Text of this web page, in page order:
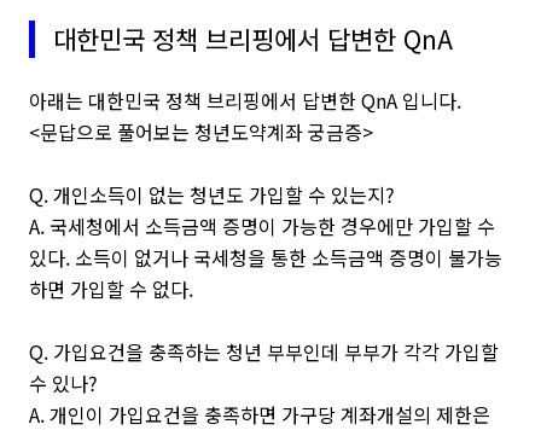
대한민국 정책 브리핑에서 답변한 QnA
아래는 대한민국 정책 브리핑에서 답변한 QnA 입니다.
<문답으로 풀어보는 청년도약계좌 궁금증>
Q. 개인소득이 없는 청년도 가입할 수 있는지?
A. 국세청에서 소득금액 증명이 가능한 경우에만 가입할 수
있다. 소득이 없거나 국세청을 통한 소득금액 증명이 불가능
하면 가입할 수 없다.
Q. 가입요건을 충족하는 청년 부부인데 부부가 각각 가입할
수 있나?
A. 개인이 가입요건을 충족하면 가구당 계좌개설의 제한은